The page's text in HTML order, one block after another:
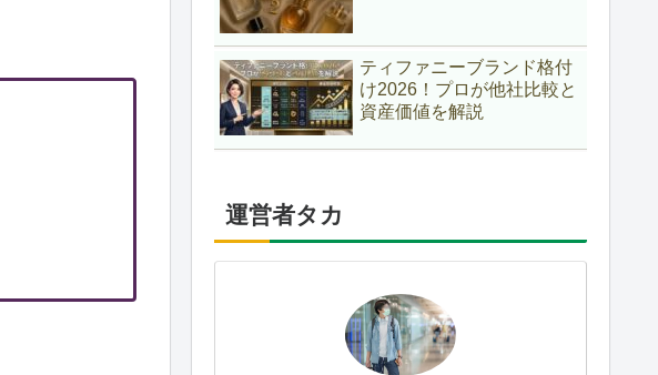
ティファニーブランド格付
け2026！プロが他社比較と
資産価値を解説
運営者タカ